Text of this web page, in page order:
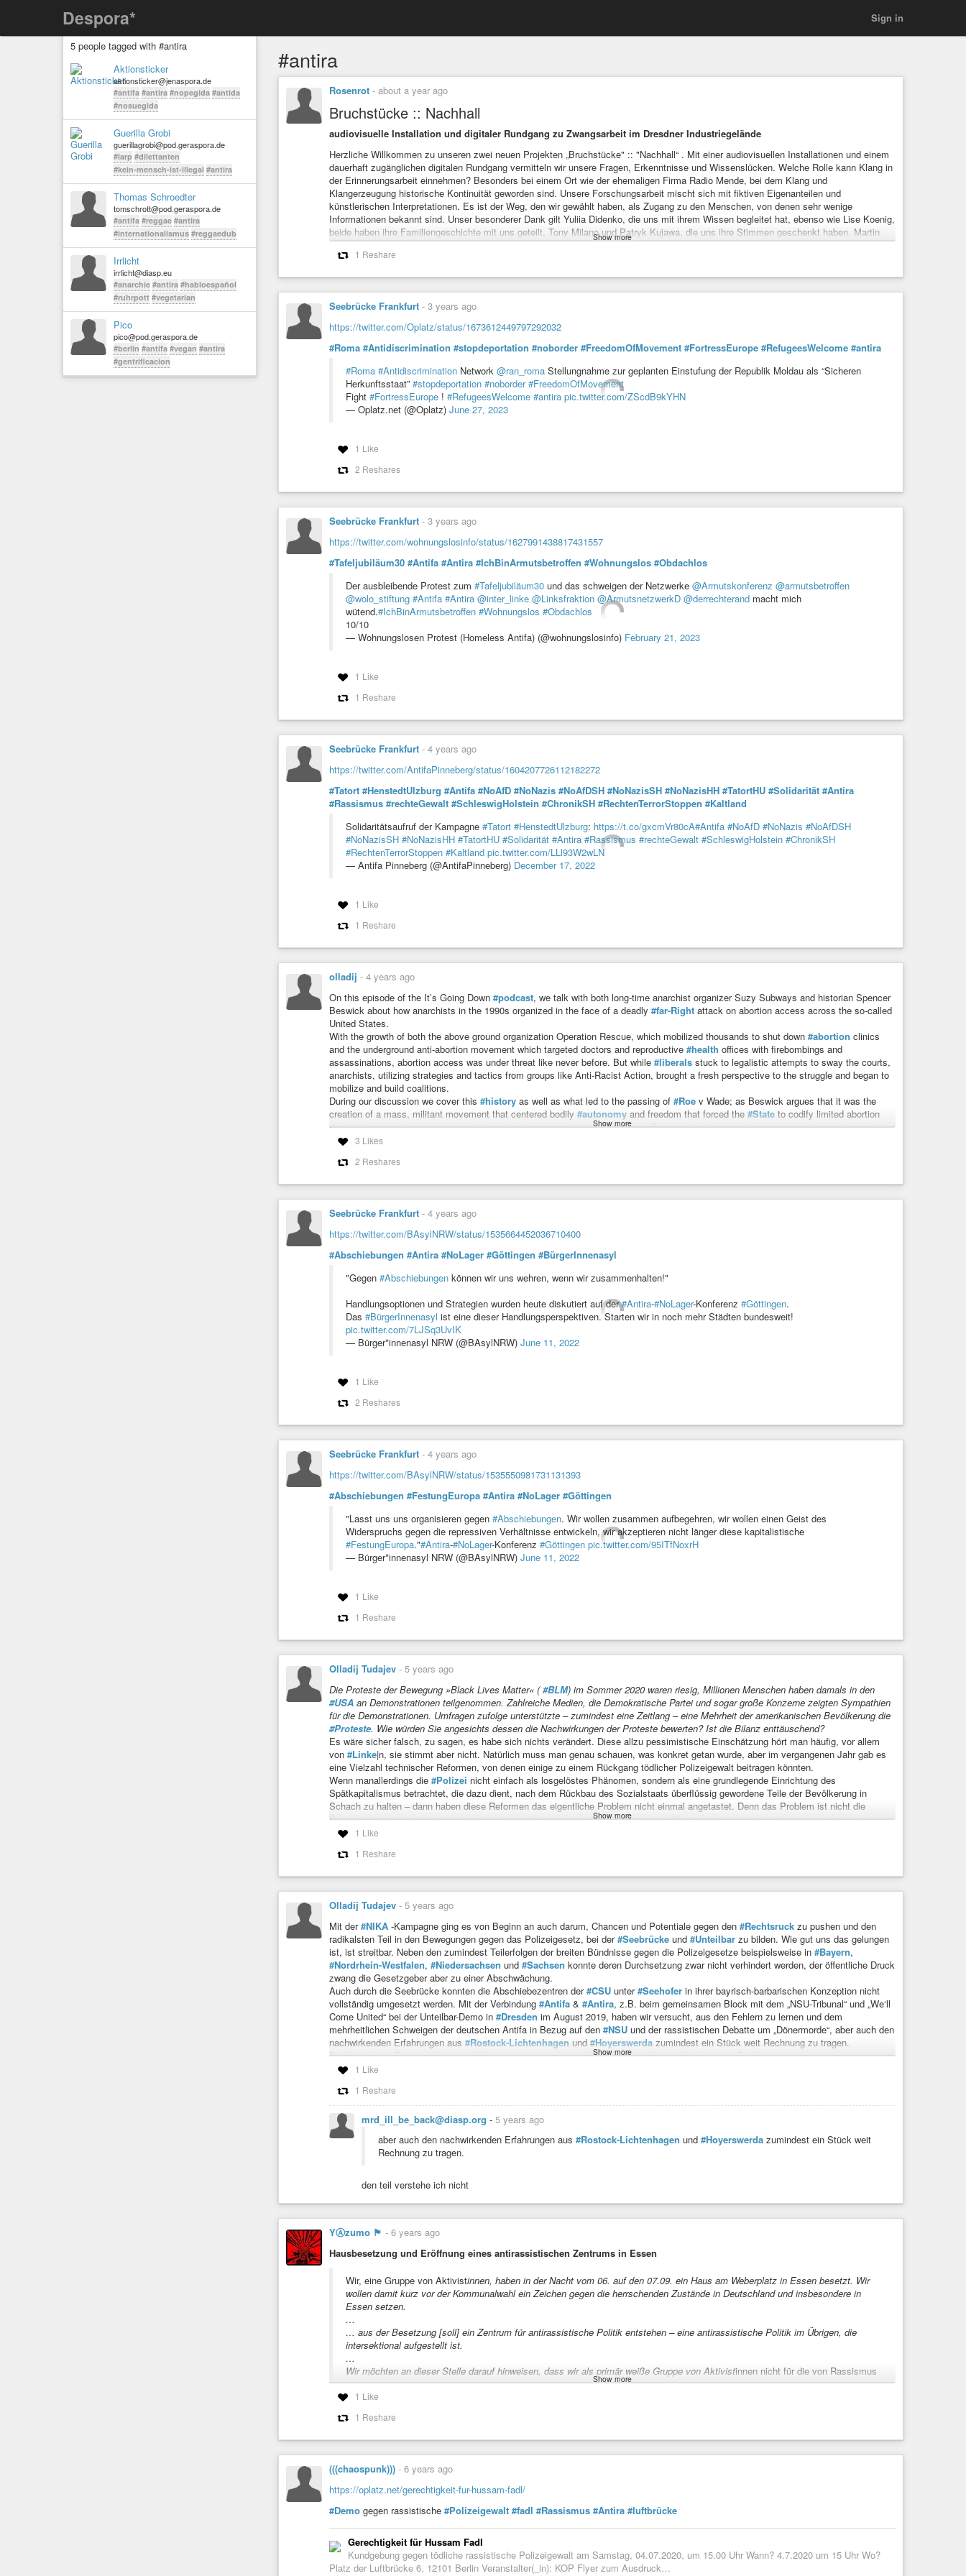
Despora* Sign in
5 people tagged with #antira
Aktionsticker
aktionsticker@jenaspora.de
#antifa #antira #nopegida #antida
#nosuegida
Guerilla Grobi
guerillagrobi@pod.geraspora.de
#larp #dilettanten
#kein-mensch-ist-illegal #antira
Thomas Schroedter
tomschrott@pod.geraspora.de
#antifa #reggae #antira
#internationalismus #reggaedub
Irrlicht
irrlicht@diasp.eu
#anarchie #antira #habloespañol
#ruhrpott #vegetarian
Pico
pico@pod.geraspora.de
#berlin #antifa #vegan #antira
#gentrificacion
#antira
Rosenrot - about a year ago
Bruchstücke :: Nachhall
audiovisuelle Installation und digitaler Rundgang zu Zwangsarbeit im Dresdner Industriegelände
Herzliche Willkommen zu unseren zwei neuen Projekten „Bruchstücke" :: "Nachhall“ . Mit einer audiovisuellen Installationen und einem
dauerhaft zugänglichen digitalen Rundgang vermitteln wir unsere Fragen, Erkenntnisse und Wissenslücken. Welche Rolle kann Klang in
der Erinnerungsarbeit einnehmen? Besonders bei einem Ort wie der ehemaligen Firma Radio Mende, bei dem Klang und
Klangerzeugung historische Kontinuität geworden sind. Unsere Forschungsarbeit mischt sich mit fiktiven Eigenanteilen und
künstlerischen Interpretationen. Es ist der Weg, den wir gewählt haben, als Zugang zu den Menschen, von denen sehr wenige
Informationen bekannt sind. Unser besonderer Dank gilt Yuliia Didenko, die uns mit ihrem Wissen begleitet hat, ebenso wie Lise Koenig,
beide haben ihre Familiengeschichte mit uns geteilt, Tony Milano und Patryk Kujawa, die uns ihre Stimmen geschenkt haben. Martin
Engel, der uns großzügig einen Blick in die jüngere Vergangenheit des Geländes ermöglichte. Dank gilt auch dem Objekt klein a, sowie
unseren Förderern und dem Arolsen Archiv.
fragmente & frequenzen 2025
Show more
1 Reshare
Seebrücke Frankfurt - 3 years ago
https://twitter.com/Oplatz/status/1673612449797292032
#Roma #Antidiscrimination #stopdeportation #noborder #FreedomOfMovement #FortressEurope #RefugeesWelcome #antira
#Roma #Antidiscrimination Network @ran_roma Stellungnahme zur geplanten Einstufung der Republik Moldau als “Sicheren
Herkunftsstaat” #stopdeportation #noborder #FreedomOfMovement
Fight #FortressEurope ! #RefugeesWelcome #antira pic.twitter.com/ZScdB9kYHN
— Oplatz.net (@Oplatz) June 27, 2023
1 Like
2 Reshares
Seebrücke Frankfurt - 3 years ago
https://twitter.com/wohnungslosinfo/status/1627991438817431557
#Tafeljubiläum30 #Antifa #Antira #IchBinArmutsbetroffen #Wohnungslos #Obdachlos
Der ausbleibende Protest zum #Tafeljubiläum30 und das schweigen der Netzwerke @Armutskonferenz @armutsbetroffen
@wolo_stiftung #Antifa #Antira @inter_linke @Linksfraktion @ArmutsnetzwerkD @derrechterand macht mich
wütend.#IchBinArmutsbetroffen #Wohnungslos #Obdachlos
10/10
— Wohnungslosen Protest (Homeless Antifa) (@wohnungslosinfo) February 21, 2023
1 Like
1 Reshare
Seebrücke Frankfurt - 4 years ago
https://twitter.com/AntifaPinneberg/status/1604207726112182272
#Tatort #HenstedtUlzburg #Antifa #NoAfD #NoNazis #NoAfDSH #NoNazisSH #NoNazisHH #TatortHU #Solidarität #Antira
#Rassismus #rechteGewalt #SchleswigHolstein #ChronikSH #RechtenTerrorStoppen #Kaltland
Solidaritätsaufruf der Kampagne #Tatort #HenstedtUlzburg: https://t.co/gxcmVr80cA#Antifa #NoAfD #NoNazis #NoAfDSH
#NoNazisSH #NoNazisHH #TatortHU #Solidarität #Antira #Rassismus #rechteGewalt #SchleswigHolstein #ChronikSH
#RechtenTerrorStoppen #Kaltland pic.twitter.com/LLl93W2wLN
— Antifa Pinneberg (@AntifaPinneberg) December 17, 2022
1 Like
1 Reshare
olladij - 4 years ago
On this episode of the It’s Going Down #podcast, we talk with both long-time anarchist organizer Suzy Subways and historian Spencer
Beswick about how anarchists in the 1990s organized in the face of a deadly #far-Right attack on abortion access across the so-called
United States.
With the growth of both the above ground organization Operation Rescue, which mobilized thousands to shut down #abortion clinics
and the underground anti-abortion movement which targeted doctors and reproductive #health offices with firebombings and
assassinations, abortion access was under threat like never before. But while #liberals stuck to legalistic attempts to sway the courts,
anarchists, utilizing strategies and tactics from groups like Anti-Racist Action, brought a fresh perspective to the struggle and began to
mobilize and build coalitions.
During our discussion we cover this #history as well as what led to the passing of #Roe v Wade; as Beswick argues that it was the
creation of a mass, militant movement that centered bodily #autonomy and freedom that forced the #State to codify limited abortion
rights into law. As the supreme court is poised to rule on striking down Roe v Wade, this history, and the lessons a nd questions that it
raises, is needed now more than ever.
https://itsgoingdown.org/clinic-defense-1990s-abortion/
Spencer Beswick about how anarchists in the 1990s organized in the face of a deadly far-Right attack on abortion access across ...
Show more
3 Likes
2 Reshares
Seebrücke Frankfurt - 4 years ago
https://twitter.com/BAsylNRW/status/1535664452036710400
#Abschiebungen #Antira #NoLager #Göttingen #BürgerInnenasyl
"Gegen #Abschiebungen können wir uns wehren, wenn wir zusammenhalten!"
Handlungsoptionen und Strategien wurden heute diskutiert auf der#Antira-#NoLager-Konferenz #Göttingen.
Das #BürgerInnenasyl ist eine dieser Handlungsperspektiven. Starten wir in noch mehr Städten bundesweit!
pic.twitter.com/7LJSq3UvIK
— Bürger*innenasyl NRW (@BAsylNRW) June 11, 2022
1 Like
2 Reshares
Seebrücke Frankfurt - 4 years ago
https://twitter.com/BAsylNRW/status/1535550981731131393
#Abschiebungen #FestungEuropa #Antira #NoLager #Göttingen
"Lasst uns uns organisieren gegen #Abschiebungen. Wir wollen zusammen aufbegehren, wir wollen einen Geist des
Widerspruchs gegen die repressiven Verhältnisse entwickeln, wir akzeptieren nicht länger diese kapitalistische
#FestungEuropa."#Antira-#NoLager-Konferenz #Göttingen pic.twitter.com/95ITfNoxrH
— Bürger*innenasyl NRW (@BAsylNRW) June 11, 2022
1 Like
1 Reshare
Olladij Tudajev - 5 years ago
Die Proteste der Bewegung »Black Lives Matter« (#BLM) im Sommer 2020 waren riesig, Millionen Menschen haben damals in den
#USA an Demonstrationen teilgenommen. Zahlreiche Medien, die Demokratische Partei und sogar große Konzerne zeigten Sympathien
für die Demonstrationen. Umfragen zufolge unterstützte – zumindest eine Zeitlang – eine Mehrheit der amerikanischen Bevölkerung die
#Proteste. Wie würden Sie angesichts dessen die Nachwirkungen der Proteste bewerten? Ist die Bilanz enttäuschend?
Es wäre sicher falsch, zu sagen, es habe sich nichts verändert. Diese allzu pessimistische Einschätzung hört man häufig, vor allem
von #Linke|n, sie stimmt aber nicht. Natürlich muss man genau schauen, was konkret getan wurde, aber im vergangenen Jahr gab es
eine Vielzahl technischer Reformen, von denen einige zu einem Rückgang tödlicher Polizeigewalt beitragen könnten.
Wenn manallerdings die #Polizei nicht einfach als losgelöstes Phänomen, sondern als eine grundlegende Einrichtung des
Spätkapitalismus betrachtet, die dazu dient, nach dem Rückbau des Sozialstaats überflüssig gewordene Teile der Bevölkerung in
Schach zu halten – dann haben diese Reformen das eigentliche Problem nicht einmal angetastet. Denn das Problem ist nicht die
Polizei an sich, sondern die von tiefer sozialer#Ungleichheitgeprägte gesellschaftliche Ordnung, zu deren Aufrechterhaltung die
Polizei benötigt wird.
https://jungle.world/artikel/2022/01/viele-liessen-sich-von-wunschdenken-mitreissen
Johannes Simon: Ein Gespräch mit dem US-amerikanischen Politologen Cedric Johnson über die Black-Lives-Matter-Proteste,
Antirassismus und Kritik am Kapitalismus
Show more
1 Like
1 Reshare
Olladij Tudajev - 5 years ago
Mit der#NIKA -Kampagne ging es von Beginn an auch darum, Chancen und Potentiale gegen den #Rechtsruck zu pushen und den
radikalsten Teil in den Bewegungen gegen das Polizeigesetz, bei der#Seebrücke und #Unteilbar zu bilden. Wie gut uns das gelungen
ist, ist streitbar. Neben den zumindest Teilerfolgen der breiten Bündnisse gegen die Polizeigesetze beispielsweise in #Bayern,
#Nordrhein-Westfalen, #Niedersachsen und #Sachsen konnte deren Durchsetzung zwar nicht verhindert werden, der öffentliche Druck
zwang die Gesetzgeber aber zu einer Abschwächung.
Auch durch die Seebrücke konnten die Abschiebezentren der#CSU unter#Seehofer in ihrer bayrisch-barbarischen Konzeption nicht
vollständig umgesetzt werden. Mit der Verbindung #Antifa & #Antira, z.B. beim gemeinsamen Block mit dem „NSU-Tribunal“ und „We‘ll
Come United“ bei der Unteilbar-Demo in #Dresden im August 2019, haben wir versucht, aus den Fehlern zu lernen und dem
mehrheitlichen Schweigen der deutschen Antifa in Bezug auf den #NSU und der rassistischen Debatte um „Dönermorde“, aber auch den
nachwirkenden Erfahrungen aus #Rostock-Lichtenhagen und #Hoyerswerda zumindest ein Stück weit Rechnung zu tragen.
Der Kontakt zu Basisinitiativen und Unterstützungsstrukturen für Geflüchtete hat sich verbessert. Die letzten pogromartigen
Ausschreitungen konnten nicht verhindert werden. Gewachsene Reisebereitschaft und Feuerwehrpolitik sind wichtiger Bestandteil einer
Organisierung und einen politischen Resonanzboden eingebettet sind. Wir wollen aber gewiss nicht so tun, als ob wir in der Lage wären
rechts-terroristische Attentate mit der aktuellen Stärke der antifaschistischen Bewegung zu verhindern. Im Gegenteil:#Halle,#Hanau,
#Kasselund der NSU 2.0 zeigen uns, wo unsere Schwächen liegen und wo wir versagen.
https://www.antifainfoblatt.de/artikel/nika-kampagne-zwischen-scheitern-und-aufbruch-0 #nationalismus #rassismus #afd #vs #polizei
#krise #heidenau #acab
Show more
1 Like
1 Reshare
mrd_ill_be_back@diasp.org - 5 years ago
aber auch den nachwirkenden Erfahrungen aus #Rostock-Lichtenhagen und #Hoyerswerda zumindest ein Stück weit
Rechnung zu tragen.
den teil verstehe ich nicht
YⒶzumo 🏴 - 6 years ago
Hausbesetzung und Eröffnung eines antirassistischen Zentrums in Essen
Wir, eine Gruppe von Aktivistinnen, haben in der Nacht vom 06. auf den 07.09. ein Haus am Weberplatz in Essen besetzt. Wir
wollen damit kurz vor der Kommunalwahl ein Zeichen gegen die herrschenden Zustände in Deutschland und insbesondere in
Essen setzen.
…
… aus der Besetzung [soll] ein Zentrum für antirassistische Politik entstehen – eine antirassistische Politik im Übrigen, die
intersektional aufgestellt ist.
…
Wir möchten an dieser Stelle darauf hinweisen, dass wir als primär weiße Gruppe von Aktivistinnen nicht für die von Rassismus
Betroffenen sprechen können und wollen.
…
Personen. Außerdem halten wir es nicht für die Aufgabe von Betroffenen, die rassistischen Verhältnisse alleine aufzulösen bzw.
#essen #weberplatz #hausbesetzung
http://4sy6ebszykvcv2n6.onion/node/102340
https://de.indymedia.org/node/102340
Show more
1 Like
1 Reshare
(((chaospunk))) - 6 years ago
https://oplatz.net/gerechtigkeit-fur-hussam-fadl/
#Demo gegen rassistische #Polizeigewalt #fadl #Rassismus #Antira #luftbrücke
Gerechtigkeit für Hussam Fadl
Kundgebung gegen tödliche rassistische Polizeigewalt am Samstag, 04.07.2020, um 15.00 Uhr Wann? 4.7.2020 um 15 Uhr Wo?
Platz der Luftbrücke 6, 12101 Berlin Veranstalter(_in): KOP Flyer zum Ausdruck…